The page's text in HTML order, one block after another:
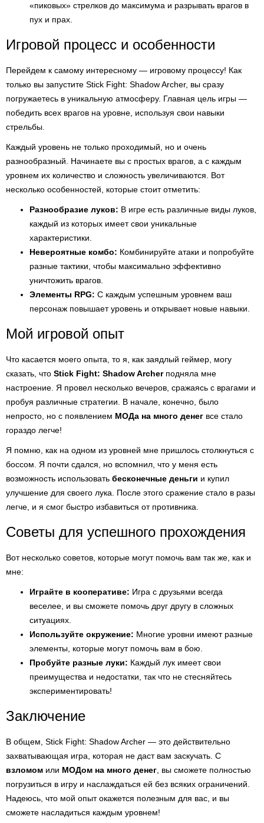
«пиковых» стрелков до максимума и разрывать врагов в
пух и прах.
Игровой процесс и особенности
Перейдем к самому интересному — игровому процессу! Как
только вы запустите Stick Fight: Shadow Archer, вы сразу
погружаетесь в уникальную атмосферу. Главная цель игры —
победить всех врагов на уровне, используя свои навыки
стрельбы.
Каждый уровень не только проходимый, но и очень
разнообразный. Начинаете вы с простых врагов, а с каждым
уровнем их количество и сложность увеличиваются. Вот
несколько особенностей, которые стоит отметить:
Разнообразие луков: В игре есть различные виды луков,
каждый из которых имеет свои уникальные
характеристики.
Невероятные комбо: Комбинируйте атаки и попробуйте
разные тактики, чтобы максимально эффективно
уничтожить врагов.
Элементы RPG: С каждым успешным уровнем ваш
персонаж повышает уровень и открывает новые навыки.
Мой игровой опыт
Что касается моего опыта, то я, как заядлый геймер, могу
сказать, что Stick Fight: Shadow Archerподняла мне
настроение. Я провел несколько вечеров, сражаясь с врагами и
пробуя различные стратегии. В начале, конечно, было
непросто, но с появлением МОДа на много денег все стало
гораздо легче!
Я помню, как на одном из уровней мне пришлось столкнуться с
боссом. Я почти сдался, но вспомнил, что у меня есть
возможность использовать бесконечные деньги и купил
улучшение для своего лука. После этого сражение стало в разы
легче, и я смог быстро избавиться от противника.
Советы для успешного прохождения
Вот несколько советов, которые могут помочь вам так же, как и
мне:
Играйте в кооперативе: Игра с друзьями всегда
веселее, и вы сможете помочь друг другу в сложных
ситуациях.
Используйте окружение: Многие уровни имеют разные
элементы, которые могут помочь вам в бою.
Пробуйте разные луки: Каждый лук имеет свои
преимущества и недостатки, так что не стесняйтесь
экспериментировать!
Заключение
В общем, Stick Fight: Shadow Archer — это действительно
захватывающая игра, которая не даст вам заскучать. С
взломом или МОДом на много денег , вы сможете полностью
погрузиться в игру и наслаждаться ей без всяких ограничений.
Надеюсь, что мой опыт окажется полезным для вас, и вы
сможете насладиться каждым уровнем!